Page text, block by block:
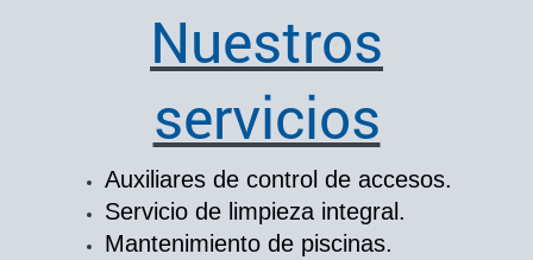
Nuestros
servicios
Auxiliares de control de accesos.
Servicio de limpieza integral.
Mantenimiento de piscinas.